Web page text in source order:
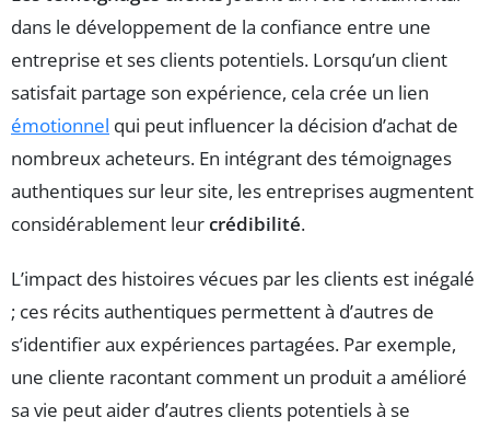
dans le développement de la confiance entre une
entreprise et ses clients potentiels. Lorsqu’un client
satisfait partage son expérience, cela crée un lien
émotionnel qui peut influencer la décision d’achat de
nombreux acheteurs. En intégrant des témoignages
authentiques sur leur site, les entreprises augmentent
considérablement leurcrédibilité.
L’impact des histoires vécues par les clients est inégalé
; ces récits authentiques permettent à d’autres de
s’identifier aux expériences partagées. Par exemple,
une cliente racontant comment un produit a amélioré
sa vie peut aider d’autres clients potentiels à se